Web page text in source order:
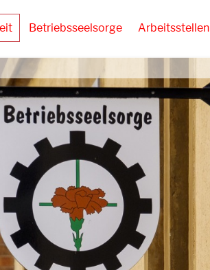
Betriebsseelsorge Arbeitsstellen